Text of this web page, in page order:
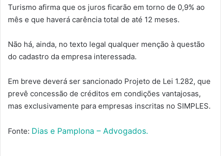
Turismo afirma que os juros ficarão em torno de 0,9% ao
mês e que haverá carência total de até 12 meses.
Não há, ainda, no texto legal qualquer menção à questão
do cadastro da empresa interessada.
Em breve deverá ser sancionado Projeto de Lei 1.282, que
prevê concessão de créditos em condições vantajosas,
mas exclusivamente para empresas inscritas no SIMPLES.
Fonte: Dias e Pamplona – Advogados.